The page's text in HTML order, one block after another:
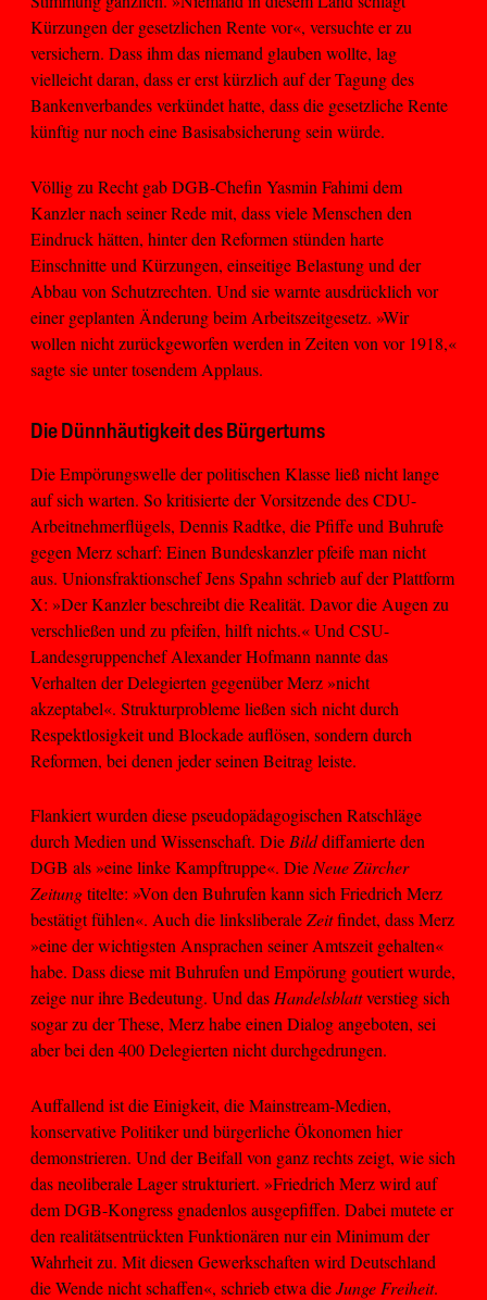
Kürzungen der gesetzlichen Rente vor«, versuchte er zu
versichern. Dass ihm das niemand glauben wollte, lag
vielleicht daran, dass er erst kürzlich auf der Tagung des
Bankenverbandes verkündet hatte, dass die gesetzliche Rente
künftig nur noch eine Basisabsicherung sein würde.
Völlig zu Recht gab DGB-Chefin Yasmin Fahimi dem
Kanzler nach seiner Rede mit, dass viele Menschen den
Eindruck hätten, hinter den Reformen stünden harte
Einschnitte und Kürzungen, einseitige Belastung und der
Abbau von Schutzrechten. Und sie warnte ausdrücklich vor
einer geplanten Änderung beim Arbeitszeitgesetz. »Wir
wollen nicht zurückgeworfen werden in Zeiten von vor 1918,«
sagte sie unter tosendem Applaus.
Die Dünnhäutigkeit des Bürgertums
Die Empörungswelle der politischen Klasse ließ nicht lange
auf sich warten. So kritisierte der Vorsitzende des CDU-
Arbeitnehmerflügels, Dennis Radtke, die Pfiffe und Buhrufe
gegen Merz scharf: Einen Bundeskanzler pfeife man nicht
aus. Unionsfraktionschef Jens Spahn schrieb auf der Plattform
X: »Der Kanzler beschreibt die Realität. Davor die Augen zu
verschließen und zu pfeifen, hilft nichts.« Und CSU-
Landesgruppenchef Alexander Hofmann nannte das
Verhalten der Delegierten gegenüber Merz »nicht
akzeptabel«. Strukturprobleme ließen sich nicht durch
Respektlosigkeit und Blockade auflösen, sondern durch
Reformen, bei denen jeder seinen Beitrag leiste.
Flankiert wurden diese pseudopädagogischen Ratschläge
durch Medien und Wissenschaft. DieBilddiffamierte den
DGB als »eine linke Kampftruppe«. DieNeue Zürcher
Zeitungtitelte: »Von den Buhrufen kann sich Friedrich Merz
bestätigt fühlen«. Auch die linksliberaleZeitfindet, dass Merz
»eine der wichtigsten Ansprachen seiner Amtszeit gehalten«
habe. Dass diese mit Buhrufen und Empörung goutiert wurde,
zeige nur ihre Bedeutung. Und dasHandelsblattverstieg sich
sogar zu der These, Merz habe einen Dialog angeboten, sei
aber bei den 400 Delegierten nicht durchgedrungen.
Auffallend ist die Einigkeit, die Mainstream-Medien,
konservative Politiker und bürgerliche Ökonomen hier
demonstrieren. Und der Beifall von ganz rechts zeigt, wie sich
das neoliberale Lager strukturiert. »Friedrich Merz wird auf
dem DGB-Kongress gnadenlos ausgepfiffen. Dabei mutete er
den realitätsentrückten Funktionären nur ein Minimum der
Wahrheit zu. Mit diesen Gewerkschaften wird Deutschland
die Wende nicht schaffen«, schrieb etwa dieJunge Freiheit.